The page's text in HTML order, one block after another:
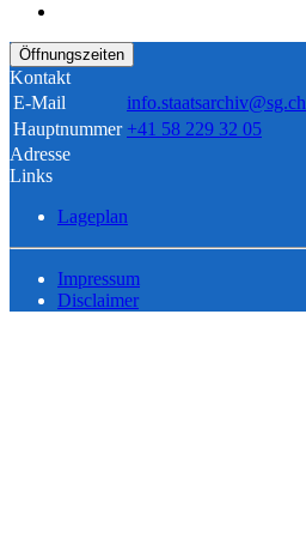
Öffnungszeiten
Kontakt
E-Mail
info.staatsarchiv@sg.ch
Hauptnummer +41 58 229 32 05
Adresse
Links
Lageplan
Impressum
Disclaimer